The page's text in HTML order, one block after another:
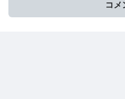
コメ